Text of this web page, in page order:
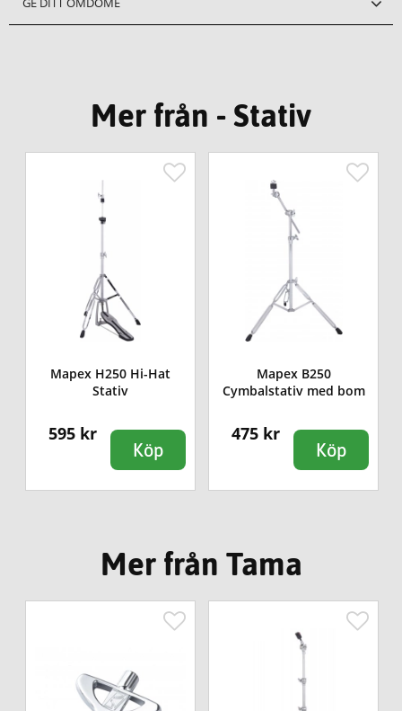
Mer från - Stativ
Mapex H250 Hi-Hat
Stativ
595 kr
Köp
Mapex B250
Cymbalstativ med bom
475 kr
Köp
Mer från Tama